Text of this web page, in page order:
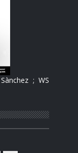
; WS